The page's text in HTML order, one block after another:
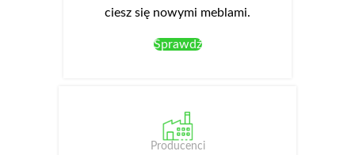
ciesz się nowymi meblami.
Sprawdź
Producenci